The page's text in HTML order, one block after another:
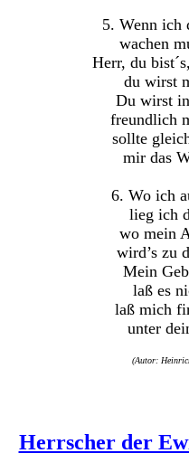
5. Wenn ich
wachen
Herr, du
du wirst
Du wirst
freundlich
sollte
mir das
6. Wo ich
lieg ich
wo mein
wird’s zu
Mein
laß es
laß mich
unter
(Autor:
Herrscher der